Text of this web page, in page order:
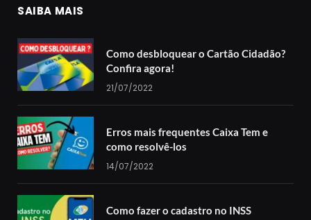
SAIBA MAIS
Como desbloquear o Cartão Cidadão?
Confira agora!
21/07/2022
Erros mais frequentes Caixa Tem e
como resolvê-los
14/07/2022
Como fazer o cadastro no INSS